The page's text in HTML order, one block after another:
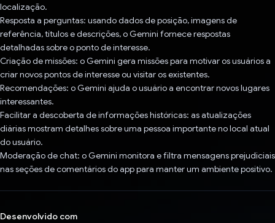
localização.
Resposta a perguntas: usando dados de posição, imagens de
referência, títulos e descrições, o Gemini fornece respostas
detalhadas sobre o ponto de interesse.
Criação de missões: o Gemini gera missões para motivar os usuários a
criar novos pontos de interesse ou visitar os existentes.
Recomendações: o Gemini ajuda o usuário a encontrar novos lugares
interessantes.
Facilitar a descoberta de informações históricas: as atualizações
diárias mostram detalhes sobre uma pessoa importante no local atual
do usuário.
Moderação de chat: o Gemini monitora e filtra mensagens prejudiciais
nas seções de comentários do app para manter um ambiente positivo.
Desenvolvido com